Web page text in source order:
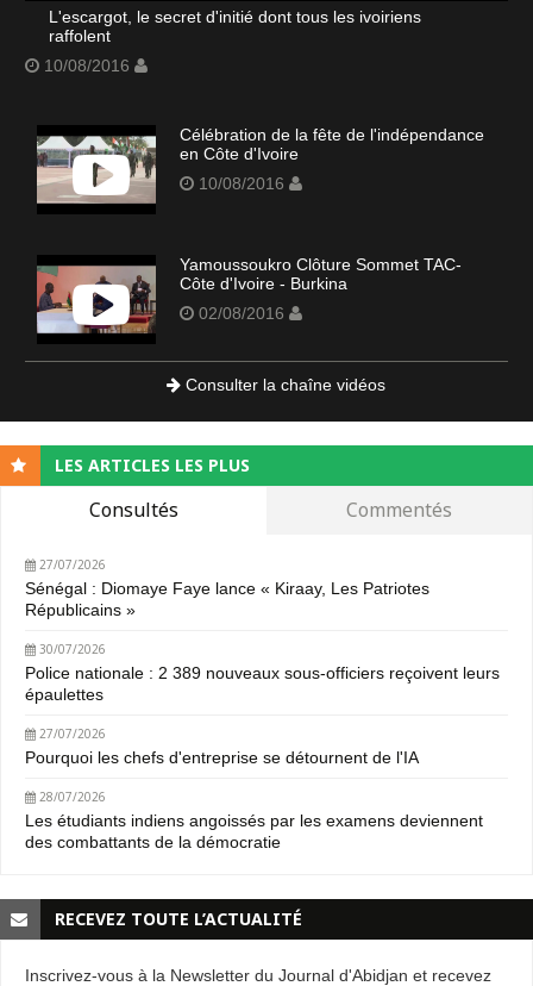
L'escargot, le secret d'initié dont tous les ivoiriens
raffolent
10/08/2016
Célébration de la fête de l'indépendance
en Côte d'Ivoire
10/08/2016
Yamoussoukro Clôture Sommet TAC-
Côte d'Ivoire - Burkina
02/08/2016
Consulter la chaîne vidéos
LES ARTICLES LES PLUS
Consultés Commentés
27/07/2026
Sénégal : Diomaye Faye lance « Kiraay, Les Patriotes
Républicains »
30/07/2026
Police nationale : 2 389 nouveaux sous-officiers reçoivent leurs
épaulettes
27/07/2026
Pourquoi les chefs d'entreprise se détournent de l'IA
28/07/2026
Les étudiants indiens angoissés par les examens deviennent
des combattants de la démocratie
RECEVEZ TOUTE L’ACTUALITÉ
Inscrivez-vous à la Newsletter du Journal d'Abidjan et recevez